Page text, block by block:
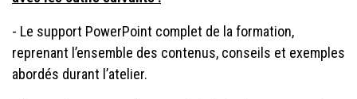
- Le support PowerPoint complet de la formation,
reprenant l’ensemble des contenus, conseils et exemples
abordés durant l’atelier.